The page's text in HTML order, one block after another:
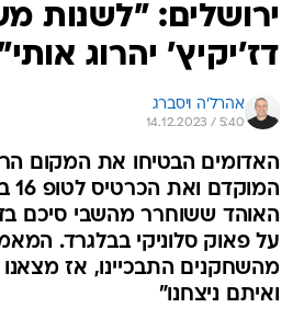
ירושלים: "לשנות
דז'יקיץ' יהרוג
אהרל'ה ויסברג
14.12.2023 / 5:40
האדומים הבטיחו את המקום
על פאוק סלוניקי בבלגרד.
מהשחקנים התבכיינו, אז
ואיתם ניצחנו"